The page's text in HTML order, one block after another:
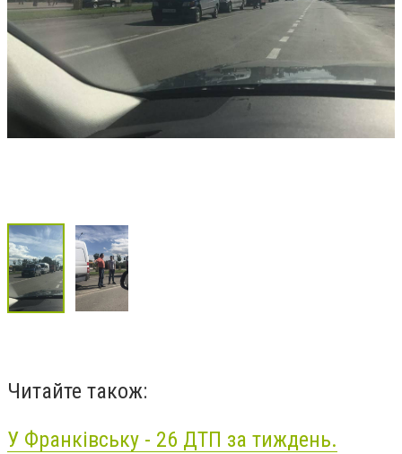
Читайте також:
У Франківську - 26 ДТП за тиждень.